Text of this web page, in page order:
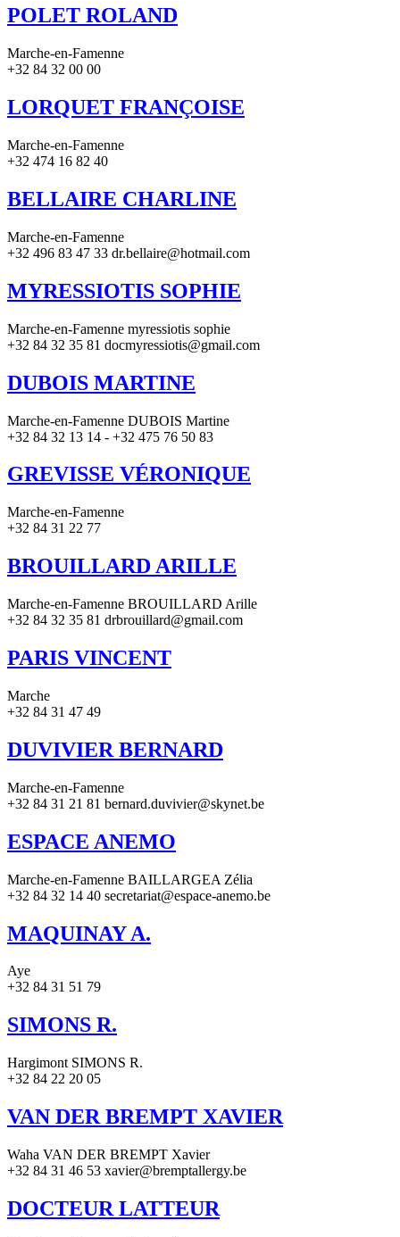
POLET ROLAND
Marche-en-Famenne
+32 84 32 00 00
LORQUET FRANÇOISE
Marche-en-Famenne
+32 474 16 82 40
BELLAIRE CHARLINE
Marche-en-Famenne
+32 496 83 47 33 dr.bellaire@hotmail.com
MYRESSIOTIS SOPHIE
Marche-en-Famenne myressiotis sophie
+32 84 32 35 81 docmyressiotis@gmail.com
DUBOIS MARTINE
Marche-en-Famenne DUBOIS Martine
+32 84 32 13 14 - +32 475 76 50 83
GREVISSE VÉRONIQUE
Marche-en-Famenne
+32 84 31 22 77
BROUILLARD ARILLE
Marche-en-Famenne BROUILLARD Arille
+32 84 32 35 81 drbrouillard@gmail.com
PARIS VINCENT
Marche
+32 84 31 47 49
DUVIVIER BERNARD
Marche-en-Famenne
+32 84 31 21 81 bernard.duvivier@skynet.be
ESPACE ANEMO
Marche-en-Famenne BAILLARGEA Zélia
+32 84 32 14 40 secretariat@espace-anemo.be
MAQUINAY A.
Aye
+32 84 31 51 79
SIMONS R.
Hargimont SIMONS R.
+32 84 22 20 05
VAN DER BREMPT XAVIER
Waha VAN DER BREMPT Xavier
+32 84 31 46 53 xavier@bremptallergy.be
DOCTEUR LATTEUR